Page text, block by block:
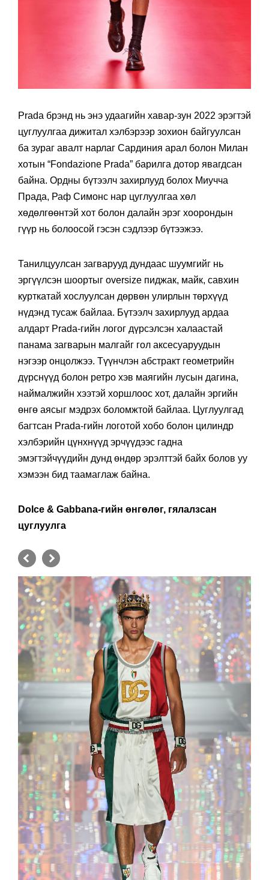
Prada брэнд нь энэ удаагийн хавар-зун 2022 эрэгтэй
цуглуулгаа дижитал хэлбэрээр зохион байгуулсан
ба зураг авалт нарлаг Сардиния арал болон Милан
хотын “Fondazione Prada” барилга дотор явагдсан
байна. Ордны бүтээлч захирлууд болох Миучча
Прада, Раф Симонс нар цуглуулгаа хөл
хөдөлгөөнтэй хот болон далайн эрэг хоорондын
гүүр нь болоосой гэсэн сэдлээр бүтээжээ.
Танилцуулсан загварууд дундаас шуумгийг нь
эргүүлсэн шоортыг oversize пиджак, майк, савхин
курткатай хослуулсан дөрвөн улирлын төрхүүд
нүдэнд тусаж байлаа. Бүтээлч захирлууд ардаа
алдарт Prada-гийн логог дүрсэлсэн халаастай
панама загварын малгайг гол аксесуаруудын
нэгээр онцолжээ. Түүнчлэн абстракт геометрийн
дүрснүүд болон ретро хэв маягийн лусын дагина,
наймалжийн хээтэй хоршлоос хот, далайн эргийн
өнгө аясыг мэдрэх боломжтой байлаа. Цуглуулгад
багтсан Prada-гийн логотой хобо болон цилиндр
хэлбэрийн цүнхнүүд эрчүүдээс гадна
эмэгтэйчүүдийн дунд өндөр эрэлттэй байх болов уу
хэмээн бид таамаглаж байна.
Dolce & Gabbana-гийн өнгөлөг, гялалзсан
цуглуулга